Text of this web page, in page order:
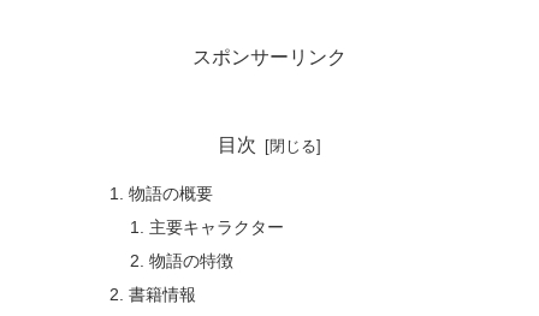
スポンサーリンク
目次
物語の概要
主要キャラクター
物語の特徴
書籍情報